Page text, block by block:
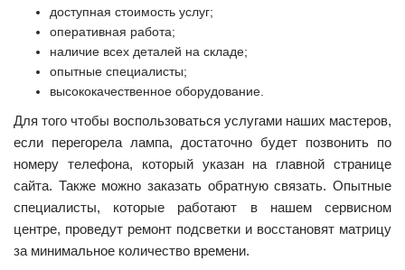
доступная стоимость услуг;
оперативная работа;
наличие всех деталей на складе;
опытные специалисты;
высококачественное оборудование.
Для того чтобы воспользоваться услугами наших мастеров,
если перегорела лампа, достаточно будет позвонить по
номеру телефона, который указан на главной странице
сайта. Также можно заказать обратную связать. Опытные
специалисты, которые работают в нашем сервисном
центре, проведут ремонт подсветки и восстановят матрицу
за минимальное количество времени.